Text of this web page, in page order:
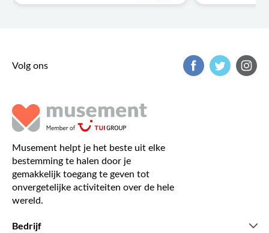
Volg ons
Musement helpt je het beste uit elke
bestemming te halen door je
gemakkelijk toegang te geven tot
onvergetelijke activiteiten over de hele
wereld.
Bedrijf